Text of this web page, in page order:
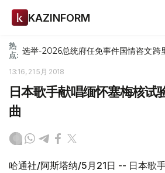
KAZINFORM
热
点: 选举-2026总统府任免事件国情咨文跨
13:16, 21 5月 2018
日本歌手献唱缅怀塞梅核试
曲
哈通社/阿斯塔纳/5月21日 -- 日本歌